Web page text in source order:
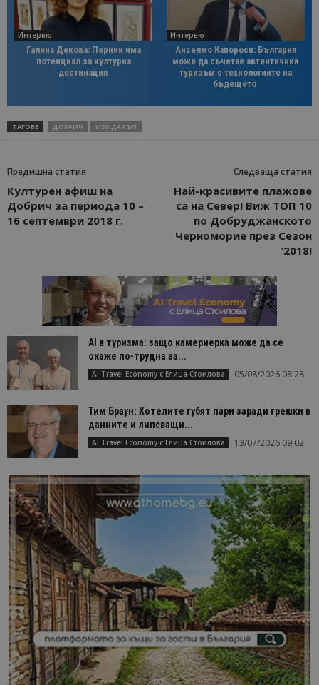
Интервю
Галина Декова: Перник има
потенциал за културна
дестинация
Интервю
Анселмо Капороси: България
може да съчетае автентичния
туризъм с технологиите на
бъдещето
ТАГОВЕ ДОБРИЧ ИЗИДА КЪП
Предишна статия
Културен афиш на
Добрич за периода 10 –
16 септември 2018 г.
Следваща статия
Най-красивите плажове
са на Север! Виж ТОП 10
по Добруджанското
Черноморие през Сезон
‘2018!
AI в туризма: защо камериерка може да се
окаже по-трудна за...
AI Travel Economy с Елица Стоилова 05/08/2026 08:28
Тим Браун: Хотелите губят пари заради грешки в
данните и липсващи...
AI Travel Economy с Елица Стоилова 13/07/2026 09:02